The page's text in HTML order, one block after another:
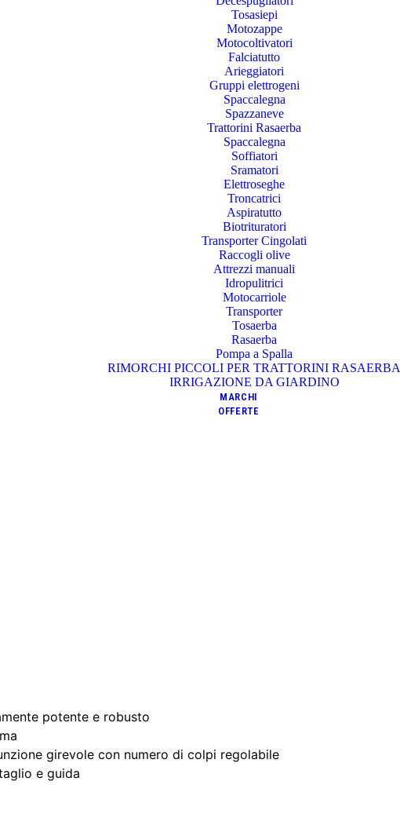
Tosasiepi
Motozappe
Motocoltivatori
Falciatutto
Arieggiatori
Gruppi elettrogeni
Spaccalegna
Spazzaneve
Trattorini Rasaerba
Spaccalegna
Soffiatori
Sramatori
Elettroseghe
Troncatrici
Aspiratutto
Biotrituratori
Transporter Cingolati
Raccogli olive
Attrezzi manuali
Idropulitrici
Motocarriole
Transporter
Tosaerba
Rasaerba
Pompa a Spalla
RIMORCHI PICCOLI PER TRATTORINI RASAERBA
IRRIGAZIONE DA GIARDINO
MARCHI
OFFERTE
potente e robusto
girevole con numero di colpi regolabile
e guida